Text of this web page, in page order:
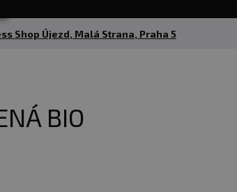
Shop Újezd, Malá Strana, Praha 5
BIO